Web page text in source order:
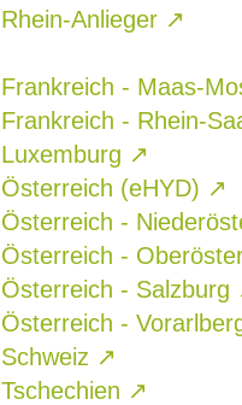
Rhein-Anlieger ↗
Frankreich - Maas-
Frankreich - Rhein-
Luxemburg ↗
Österreich (eHYD) ↗
Österreich -
Österreich -
Österreich - Salzburg
Österreich -
Schweiz ↗
Tschechien ↗